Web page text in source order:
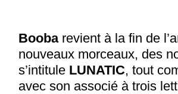
Booba revient à la fin de
nouveaux morceaux, des
s’intitule LUNATIC, tout
avec son associé à trois